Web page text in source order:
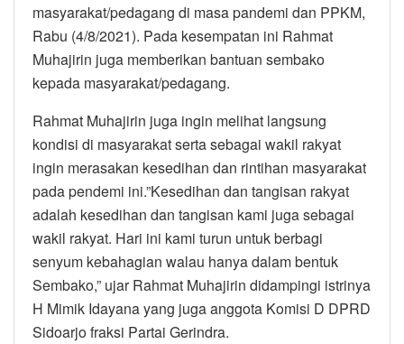
masyarakat/pedagang di masa pandemi dan PPKM,
Rabu (4/8/2021). Pada kesempatan ini Rahmat
Muhajirin juga memberikan bantuan sembako
kepada masyarakat/pedagang.
Rahmat Muhajirin juga ingin melihat langsung
kondisi di masyarakat serta sebagai wakil rakyat
ingin merasakan kesedihan dan rintihan masyarakat
pada pendemi ini.”Kesedihan dan tangisan rakyat
adalah kesedihan dan tangisan kami juga sebagai
wakil rakyat. Hari ini kami turun untuk berbagi
senyum kebahagian walau hanya dalam bentuk
Sembako,” ujar Rahmat Muhajirin didampingi istrinya
H Mimik Idayana yang juga anggota Komisi D DPRD
Sidoarjo fraksi Partai Gerindra.